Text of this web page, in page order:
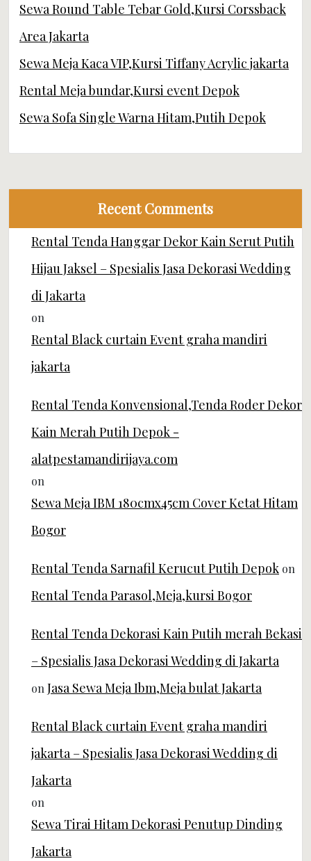
Sewa Round Table Tebar Gold,Kursi Corssback
Area Jakarta
Sewa Meja Kaca VIP,Kursi Tiffany Acrylic jakarta
Rental Meja bundar,Kursi event Depok
Sewa Sofa Single Warna Hitam,Putih Depok
Recent Comments
Rental Tenda Hanggar Dekor Kain Serut Putih
Hijau Jaksel – Spesialis Jasa Dekorasi Wedding
di Jakarta
on
Rental Black curtain Event graha mandiri
jakarta
Rental Tenda Konvensional,Tenda Roder Dekor
Kain Merah Putih Depok -
alatpestamandirijaya.com
on
Sewa Meja IBM 180cmx45cm Cover Ketat Hitam
Bogor
Rental Tenda Sarnafil Kerucut Putih Depok on
Rental Tenda Parasol,Meja,kursi Bogor
Rental Tenda Dekorasi Kain Putih merah Bekasi
– Spesialis Jasa Dekorasi Wedding di Jakarta
on Jasa Sewa Meja Ibm,Meja bulat Jakarta
Rental Black curtain Event graha mandiri
jakarta – Spesialis Jasa Dekorasi Wedding di
Jakarta
on
Sewa Tirai Hitam Dekorasi Penutup Dinding
Jakarta